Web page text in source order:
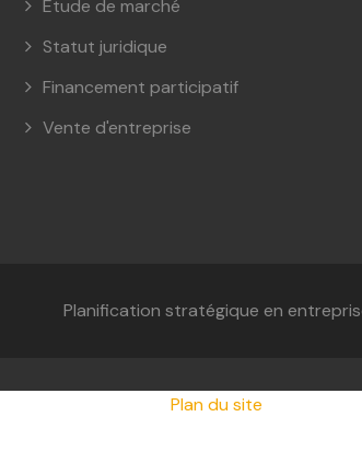
Étude de marché
Statut juridique
Financement participatif
Vente d'entreprise
Planification stratégique en
Plan du site